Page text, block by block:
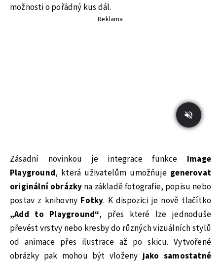
možnosti o pořádný kus dál.
Reklama
Zásadní novinkou je integrace funkce Image
Playground, která uživatelům umožňuje generovat
originální obrázky na základě fotografie, popisu nebo
postav z knihovny Fotky. K dispozici je nově tlačítko
„Add to Playground“, přes které lze jednoduše
převést vrstvy nebo kresby do různých vizuálních stylů
od animace přes ilustrace až po skicu. Vytvořené
obrázky pak mohou být vloženyjako samostatné